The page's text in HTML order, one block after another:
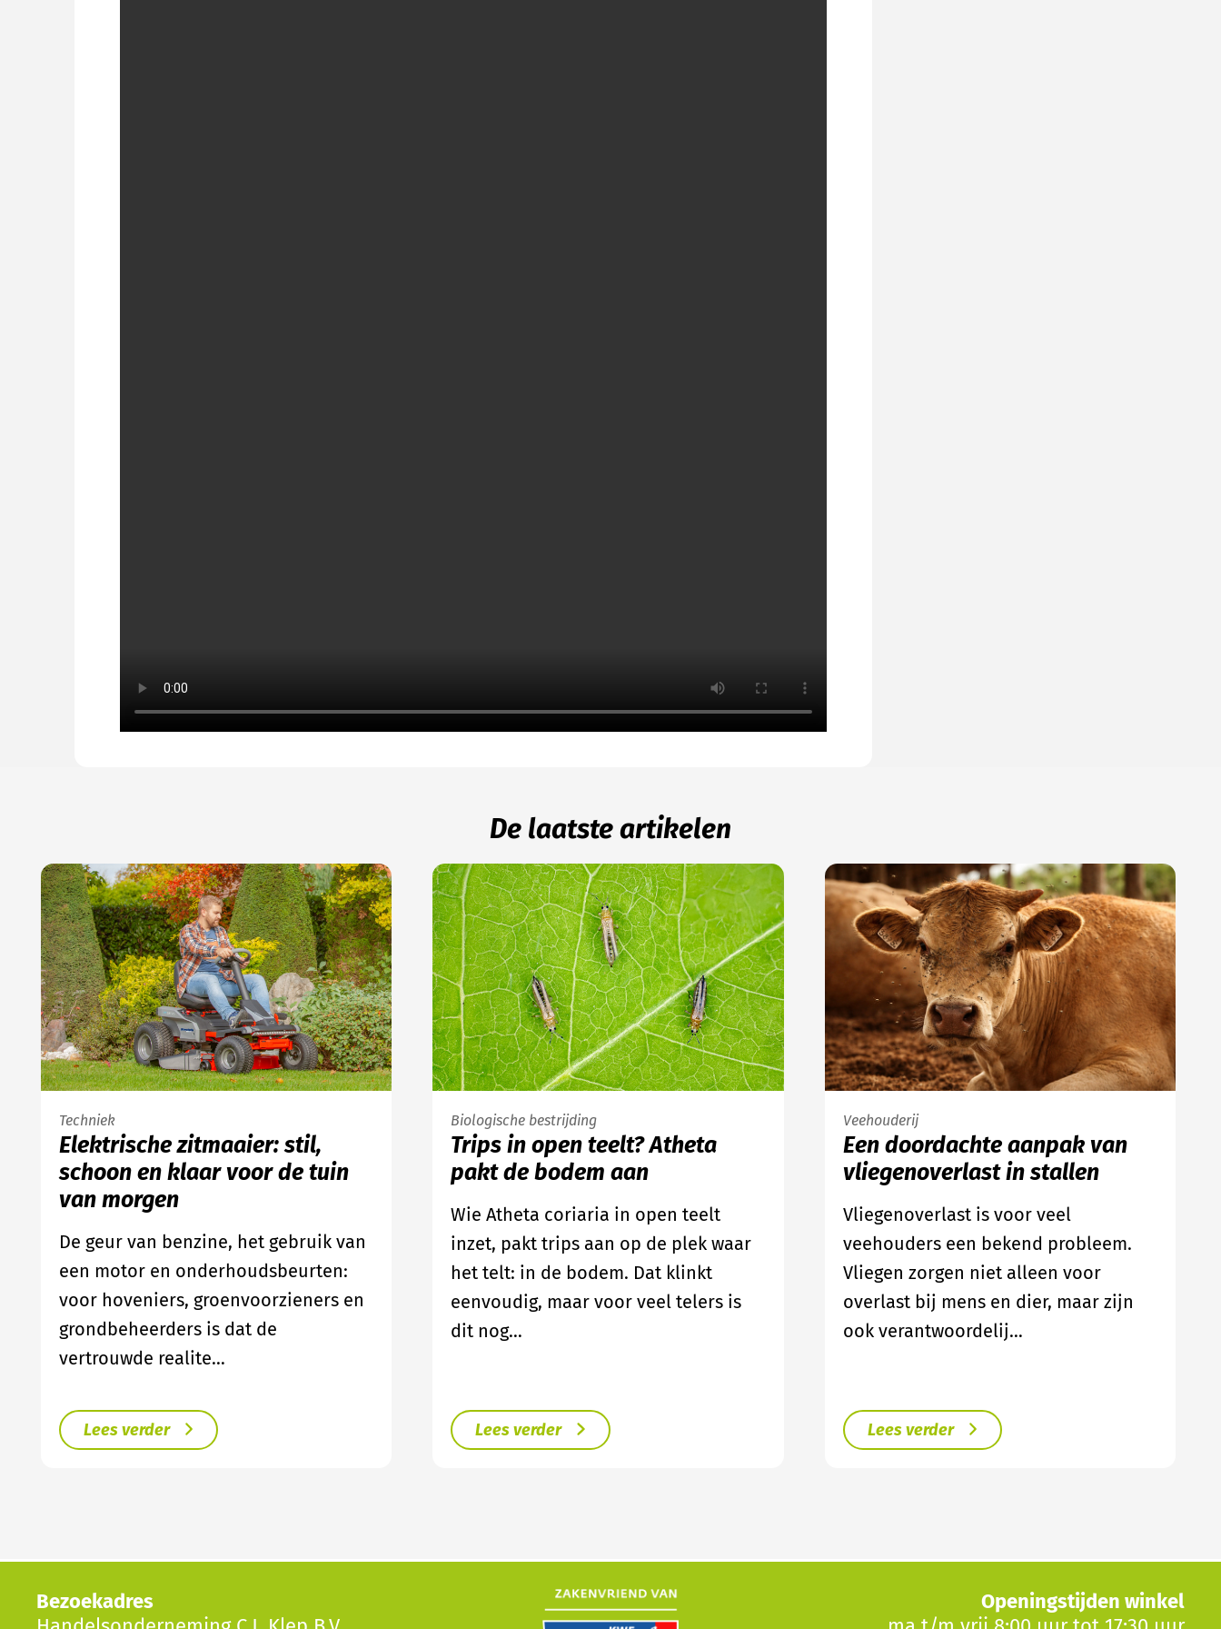
De laatste artikelen
Techniek
Elektrische zitmaaier: stil,
schoon en klaar voor de tuin
van morgen
De geur van benzine, het gebruik van
een motor en onderhoudsbeurten:
voor hoveniers, groenvoorzieners en
grondbeheerders is dat de
vertrouwde realite…
Lees verder
Biologische bestrijding
Trips in open teelt? Atheta
pakt de bodem aan
Wie Atheta coriaria in open teelt
inzet, pakt trips aan op de plek waar
het telt: in de bodem. Dat klinkt
eenvoudig, maar voor veel telers is
dit nog…
Lees verder
Veehouderij
Een doordachte aanpak van
vliegenoverlast in stallen
Vliegenoverlast is voor veel
veehouders een bekend probleem.
Vliegen zorgen niet alleen voor
overlast bij mens en dier, maar zijn
ook verantwoordelij…
Lees verder
Bezoekadres
Openingstijden winkel